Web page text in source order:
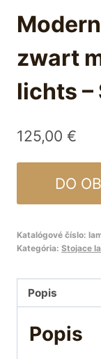
zwart
lichts –
125,00 €
DO
Katalógové číslo:
Kategória: Stojace
Popis
Popis